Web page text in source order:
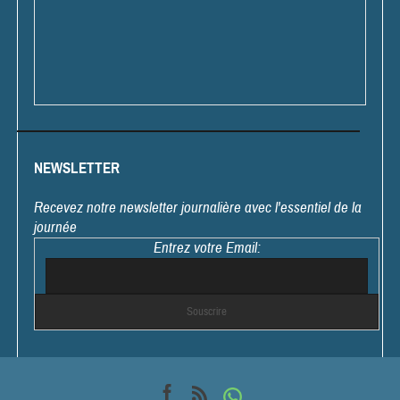
NEWSLETTER
Recevez notre newsletter journalière avec l'essentiel de la
journée
Entrez votre Email: